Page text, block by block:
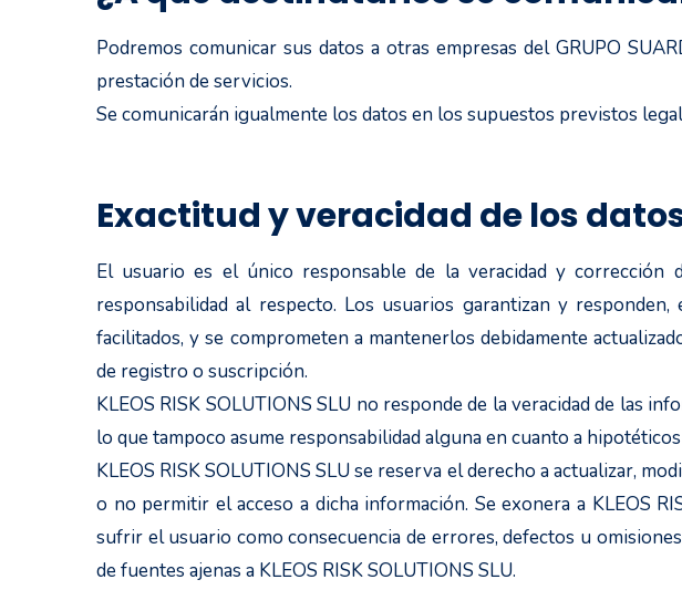
Podremos comunicar sus datos a otras empresas del GRUPO
prestación de servicios.
Se comunicarán igualmente los datos en los supuestos previstos
Exactitud y veracidad de los
El usuario es el único responsable de la veracidad y corrección
responsabilidad al respecto. Los usuarios garantizan y
facilitados, y se comprometen a mantenerlos debidamente
de registro o suscripción.
KLEOS RISK SOLUTIONS SLU no responde de la veracidad de las
lo que tampoco asume responsabilidad alguna en cuanto a
KLEOS RISK SOLUTIONS SLU se reserva el derecho a actualizar,
o no permitir el acceso a dicha información. Se exonera a KLEOS
sufrir el usuario como consecuencia de errores, defectos u
de fuentes ajenas a KLEOS RISK SOLUTIONS SLU.